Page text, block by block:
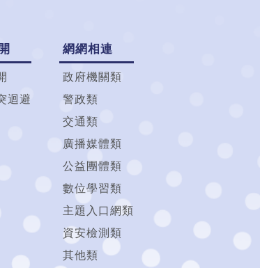
迴避
網網相連
政府機關類
警政類
交通類
廣播媒體類
公益團體類
數位學習類
主題入口網類
資安檢測類
其他類